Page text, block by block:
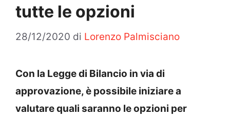
tutte le opzioni
28/12/2020 di Lorenzo Palmisciano
Con la Legge di Bilancio in via di
approvazione, è possibile iniziare a
valutare quali saranno le opzioni per